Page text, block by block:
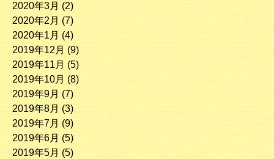
2020年3月 (2)
2020年2月 (7)
2020年1月 (4)
2019年12月 (9)
2019年11月 (5)
2019年10月 (8)
2019年9月 (7)
2019年8月 (3)
2019年7月 (9)
2019年6月 (5)
2019年5月 (5)